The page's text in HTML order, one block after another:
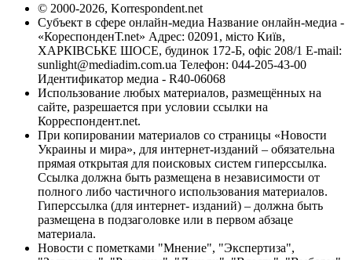
© 2000-2026, Korrespondent.net
Субъект в сфере онлайн-медиа Название онлайн-медиа -
«КореспонденТ.net» Адрес: 02091, місто Київ,
ХАРКІВСЬКЕ ШОСЕ, будинок 172-Б, офіс 208/1 E-mail:
sunlight@mediadim.com.ua Телефон: 044-205-43-00
Идентификатор медиа - R40-06068
Использование любых материалов, размещённых на
сайте, разрешается при условии ссылки на
Корреспондент.net.
При копировании материалов со страницы «Новости
Украины и мира», для интернет-изданий – обязательна
прямая открытая для поисковых систем гиперссылка.
Ссылка должна быть размещена в независимости от
полного либо частичного использования материалов.
Гиперссылка (для интернет- изданий) – должна быть
размещена в подзаголовке или в первом абзаце
материала.
Новости с пометками "Мнение", "Экспертиза",